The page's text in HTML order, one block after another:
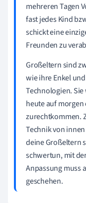
mehreren Tagen
fast jedes Kind
schickt eine
Freunden zu
Großeltern sind
wie ihre Enkel
Technologien.
heute auf
zurechtkommen.
Technik von
deine Großeltern
schwertun, mit
Anpassung muss
geschehen.